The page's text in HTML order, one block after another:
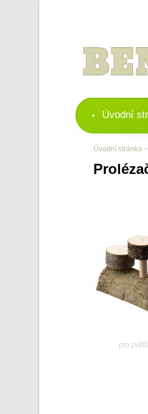
Úvodní
Úvodní stránka >
pro